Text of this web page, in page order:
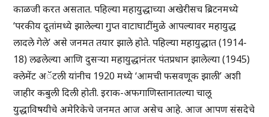
काळजी करत असतात. पहिल्या महायुद्धाच्या अखेरीसच ब्रिटनमध्ये
‘परकीय दूतांमध्ये झालेल्या गुप्त वाटाघाटींमुळे आपल्यावर महायुद्ध
लादले गेले’ असे जनमत तयार झाले होते. पहिल्या महायुद्धात (1914-
18) लढलेल्या आणि दुसऱ्या महायुद्धानंतर पंतप्रधान झालेल्या (1945)
क्लेमेंट अॅटली यांनीच 1920 मध्ये ‘आमची फसवणूक झाली’ अशी
जाहीर कबुली दिली होती. इराक-अफगाणिस्तानातल्या चालू
युद्धाविषयीचे अमेरिकेचे जनमत आज असेच आहे. आज आपण संसदेचे